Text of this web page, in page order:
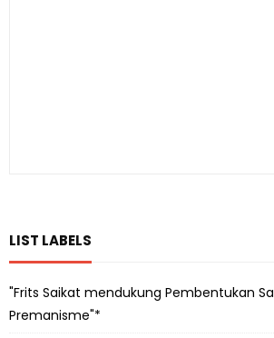
LIST LABELS
"Frits Saikat mendukung Pembentukan
Premanisme"*